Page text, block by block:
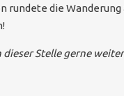
die
Stelle gerne